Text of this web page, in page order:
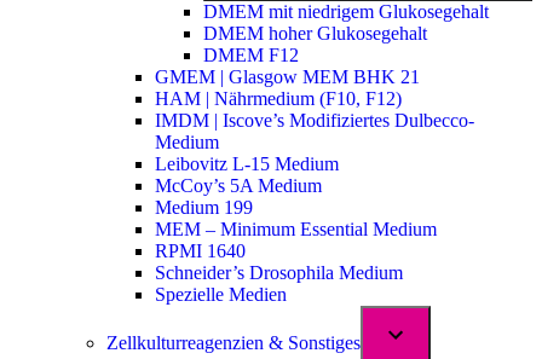
DMEM mit niedrigem Glukosegehalt
DMEM hoher Glukosegehalt
DMEM F12
GMEM | Glasgow MEM BHK 21
HAM | Nährmedium (F10, F12)
IMDM | Iscove’s Modifiziertes Dulbecco-
Medium
Leibovitz L-15 Medium
McCoy’s 5A Medium
Medium 199
MEM – Minimum Essential Medium
RPMI 1640
Schneider’s Drosophila Medium
Spezielle Medien
Zellkulturreagenzien & Sonstiges